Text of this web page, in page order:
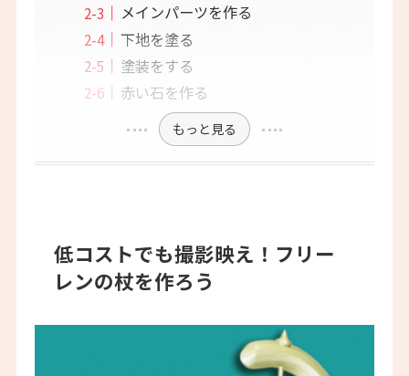
メインパーツを作る
下地を塗る
塗装をする
赤い石を作る
もっと見る
低コストでも撮影映え！フリー
レンの杖を作ろう